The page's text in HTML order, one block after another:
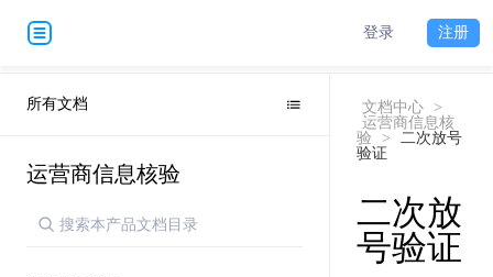
登录 注册
所有文档
运营商信息核验
文档中心
>
运营商信息核
验
>
二次放号
验证
二次放
号验证